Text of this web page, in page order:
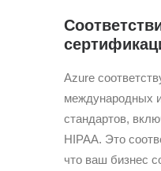
Azure
международных
стандартов,
HIPAA. Это
что ваш бизнес